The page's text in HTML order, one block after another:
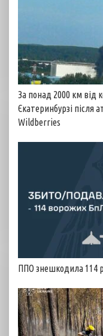
За понад 2000 км від
Єкатеринбурзі після
Wildberries
ППО знешкодила 114